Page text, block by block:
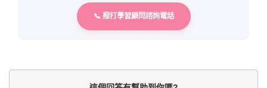
📞 撥打學習顧問諮詢電話